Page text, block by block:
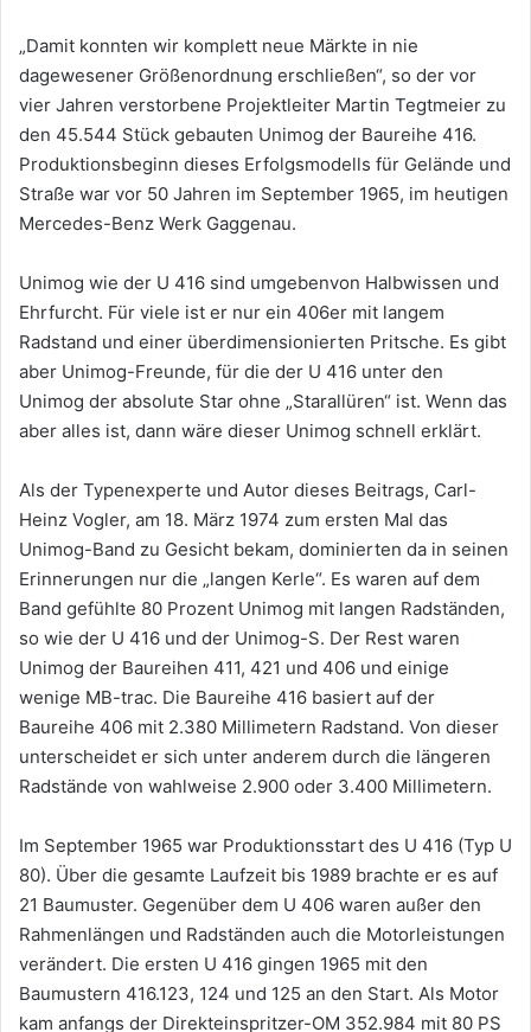
„Damit konnten wir komplett neue Märkte in nie
dagewesener Größenordnung erschließen“, so der vor
vier Jahren verstorbene Projektleiter Martin Tegtmeier zu
den 45.544 Stück gebauten Unimog der Baureihe 416.
Produktionsbeginn dieses Erfolgsmodells für Gelände und
Straße war vor 50 Jahren im September 1965, im heutigen
Mercedes-Benz Werk Gaggenau.
Unimog wie der U 416 sind umgebenvon Halbwissen und
Ehrfurcht. Für viele ist er nur ein 406er mit langem
Radstand und einer überdimensionierten Pritsche. Es gibt
aber Unimog-Freunde, für die der U 416 unter den
Unimog der absolute Star ohne „Starallüren“ ist. Wenn das
aber alles ist, dann wäre dieser Unimog schnell erklärt.
Als der Typenexperte und Autor dieses Beitrags, Carl-
Heinz Vogler, am 18. März 1974 zum ersten Mal das
Unimog-Band zu Gesicht bekam, dominierten da in seinen
Erinnerungen nur die „langen Kerle“. Es waren auf dem
Band gefühlte 80 Prozent Unimog mit langen Radständen,
so wie der U 416 und der Unimog-S. Der Rest waren
Unimog der Baureihen 411, 421 und 406 und einige
wenige MB-trac. Die Baureihe 416 basiert auf der
Baureihe 406 mit 2.380 Millimetern Radstand. Von dieser
unterscheidet er sich unter anderem durch die längeren
Radstände von wahlweise 2.900 oder 3.400 Millimetern.
Im September 1965 war Produktionsstart des U 416 (Typ U
80). Über die gesamte Laufzeit bis 1989 brachte er es auf
21 Baumuster. Gegenüber dem U 406 waren außer den
Rahmenlängen und Radständen auch die Motorleistungen
verändert. Die ersten U 416 gingen 1965 mit den
Baumustern 416.123, 124 und 125 an den Start. Als Motor
kam anfangs der Direkteinspritzer-OM 352.984 mit 80 PS